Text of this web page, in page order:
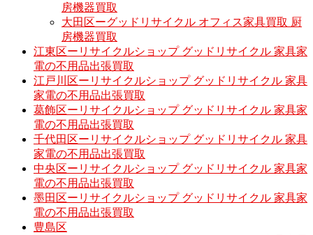
房機器買取
大田区ーグッドリサイクル オフィス家具買取 厨
房機器買取
江東区ーリサイクルショップ グッドリサイクル 家具家
電の不用品出張買取
江戸川区ーリサイクルショップ グッドリサイクル 家具
家電の不用品出張買取
葛飾区ーリサイクルショップ グッドリサイクル 家具家
電の不用品出張買取
千代田区ーリサイクルショップ グッドリサイクル 家具
家電の不用品出張買取
中央区ーリサイクルショップ グッドリサイクル 家具家
電の不用品出張買取
墨田区ーリサイクルショップ グッドリサイクル 家具家
電の不用品出張買取
豊島区